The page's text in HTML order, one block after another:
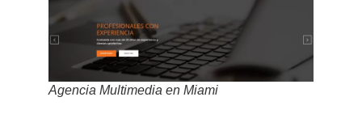
Agencia Multimedia en Miami